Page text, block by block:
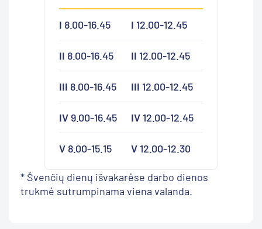
I 8.00-16.45 I 12.00-12.45
II 8.00-16.45 II 12.00-12.45
III 8.00-16.45 III 12.00-12.45
IV9.00-16.45 IV 12.00-12.45
V 8.00-15.15 V 12.00-12.30
* Švenčių dienų išvakarėse darbo dienos
trukmė sutrumpinama viena valanda.